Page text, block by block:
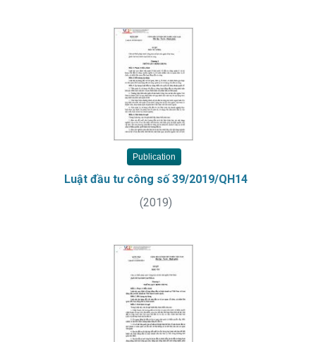
thực hiện dự án; phân phối các nguồn lực, quản
lý chi phí, chất lượng dự án...
Publication
Luật đầu tư công số 39/2019/QH14
(2019)